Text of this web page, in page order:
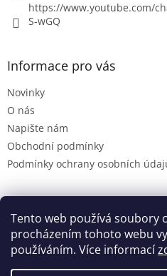
Tento web používá soubory
procházením tohoto webu
používáním. Více informací
https://www.youtube.com/
S-wGQ
Informace pro vás
Novinky
O nás
Napište nám
Obchodní podmínky
Podmínky ochrany osobních